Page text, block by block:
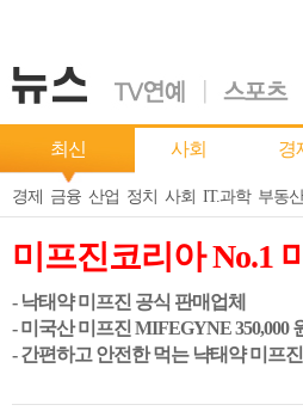
최신 사회 경
경제 금융 산업 정치 사회 IT.과학 부동산
미프진코리아 No.1
- 낙태약 미프진 공식 판매업체
- 미국산 미프진 MIFEGYNE 350,000
- 간편하고 안전한 먹는 냑태약 미프